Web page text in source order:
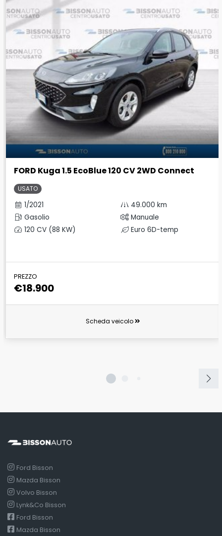
FORD Kuga 1.5 EcoBlue 120 CV 2WD Connect
USATO
1/2021
49.000 km
Gasolio
Manuale
120 CV (88 KW)
Euro 6D-temp
PREZZO
€18.900
Scheda veicolo
Ford Bisson
Mazda Bisson
Volvo Bisson
Lynk&Co Bisson
Ford Bisson
Mazda Bisson